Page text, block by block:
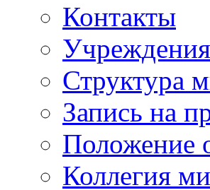
Контакты
Учреждения
Структура
Запись на
Положение
Коллегия